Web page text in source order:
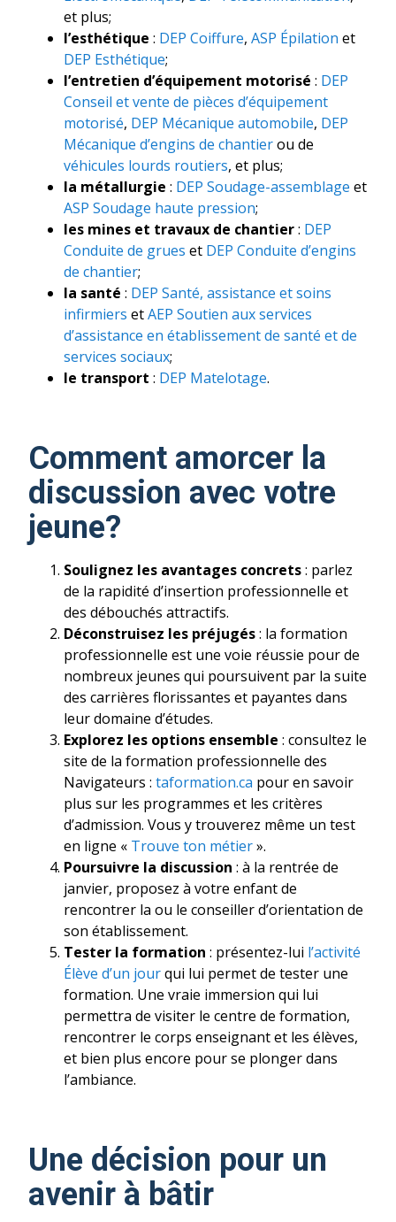
et plus;
l’esthétique : DEP Coiffure, ASP Épilation et
DEP Esthétique;
l’entretien d’équipement motorisé : DEP
Conseil et vente de pièces d’équipement
motorisé, DEP Mécanique automobile, DEP
Mécanique d’engins de chantierou de
véhicules lourds routiers, et plus;
la métallurgie : DEP Soudage-assemblage et
ASP Soudage haute pression;
les mines et travaux de chantier: DEP
Conduite de grues et DEP Conduite d’engins
de chantier;
la santé : DEP Santé, assistance et soins
infirmiers etAEP Soutien aux services
d’assistance en établissement de santé et de
services sociaux;
le transport : DEP Matelotage.
Comment amorcer la
discussion avec votre
jeune?
Soulignez les avantages concrets: parlez
de la rapidité d’insertion professionnelle et
des débouchés attractifs.
Déconstruisez les préjugés: la formation
professionnelle est une voie réussie pour de
nombreux jeunes qui poursuivent par la suite
des carrières florissantes et payantes dans
leur domaine d’études.
Explorez les options ensemble : consultez le
site de la formation professionnelle des
Navigateurs : taformation.ca pour en savoir
plus sur les programmes et les critères
d’admission. Vous y trouverez même un test
en ligne « Trouve ton métier».
Poursuivre la discussion : à la rentrée de
janvier, proposez à votre enfant de
rencontrer la ou le conseiller d’orientation de
son établissement.
Tester la formation : présentez-lui l’activité
Élève d’un jourqui lui permet de tester une
formation. Une vraie immersion qui lui
permettra de visiter le centre de formation,
rencontrer le corps enseignant et les élèves,
et bien plus encore pour se plonger dans
l’ambiance.
Une décision pour un
avenir à bâtir